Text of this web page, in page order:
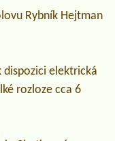
Rybník Hejtman
dispozici elektrická
rozloze cca 6